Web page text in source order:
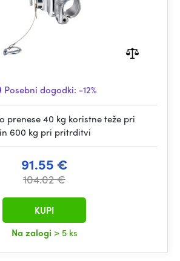
Posebni dogodki: -12%
prenese 40 kg koristne teže pri
600 kg pri pritrditvi
91.55 €
104.02 €
Na zalogi > 5 ks
KUPI